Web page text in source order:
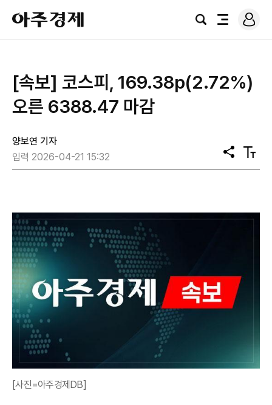
아
주
경
검
전
로
그
[속보] 코스피, 169.38p(2.72%)
오른 6388.47 마감
양보연 기자
입력 2026-04-21 15:32
공
유
텍
스
[사진=아주경제DB]